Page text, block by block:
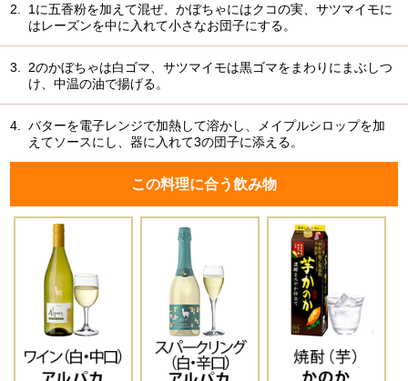
2.
1に五香粉を加えて混ぜ、かぼちゃにはクコの実、サツマイモに
はレーズンを中に入れて小さなお団子にする。
3.
2のかぼちゃは白ゴマ、サツマイモは黒ゴマをまわりにまぶしつ
け、中温の油で揚げる。
4.
バターを電子レンジで加熱して溶かし、メイプルシロップを加
えてソースにし、器に入れて3の団子に添える。
この料理に合う飲み物